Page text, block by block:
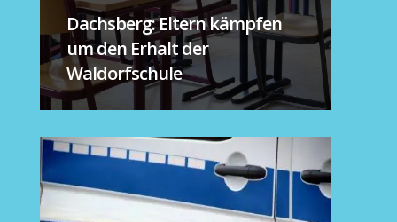
Dachsberg: Eltern kämpfen
um den Erhalt der
Waldorfschule